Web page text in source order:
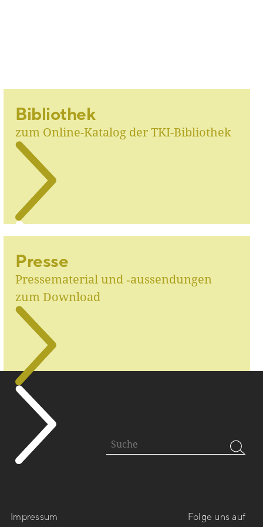
Bibliothek
zum Online-Katalog der TKI-Bibliothek
Presse
Pressematerial und ‑aussendungen
zum Download
Impressum
Folge uns auf